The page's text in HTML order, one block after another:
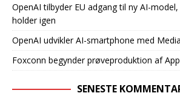
OpenAI tilbyder EU adgang til ny AI-
holder igen
OpenAI udvikler AI-smartphone med
Foxconn begynder prøveproduktion af
SENESTE